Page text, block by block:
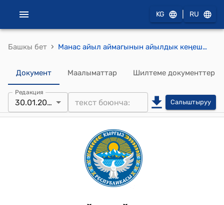
KG RU
Башкы бет › Манас айыл аймагынын айылдык кеңешинин 2026-жылдын 30-январындагы № 1 "Токтом долбоорун бекитүү жөнүндө" токтому
Документ Маалыматтар Шилтеме документтер
Редакция
30.01.2026 Салыштыруу